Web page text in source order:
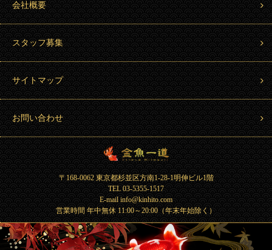
会社概要
スタッフ募集
サイトマップ
お問い合わせ
〒168-0062 東京都杉並区方南1-28-1明伸ビル1階
TEL 03-5355-1517
E-mail info@kinhito.com
営業時間 年中無休 11:00～20:00（年末年始除く）